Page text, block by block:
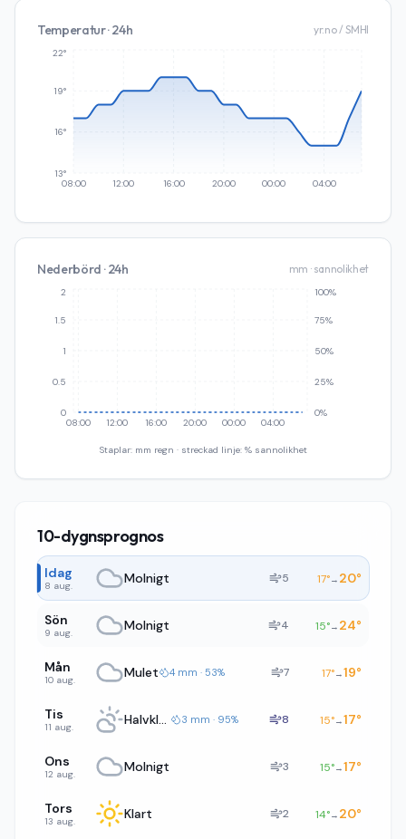
Temperatur · 24h yr.no / SMHI
08:00 12:00 16:00 20:00 00:00 04:00
13°
16°
19°
22°
Nederbörd · 24h mm · sannolikhet
08:00 12:00 16:00 20:00 00:00 04:00
0
0.5
1
1.5
2
0%
25%
50%
75%
100%
Staplar: mm regn · streckad linje: % sannolikhet
10-dygnsprognos
Idag
8 aug. Molnigt 5 17°→ 20°
Sön
9 aug. Molnigt 4 15°→ 24°
Mån
10 aug. Mulet 4 mm · 53% 7 17°→19°
Tis
11 aug. Halvklart 3 mm · 95% 8 15°→17°
Ons
12 aug. Molnigt 3 15°→17°
Tors
13 aug. Klart 2 14°→ 20°